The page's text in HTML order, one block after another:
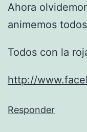
Ahora
animemos
Todos con la
http://
Responder